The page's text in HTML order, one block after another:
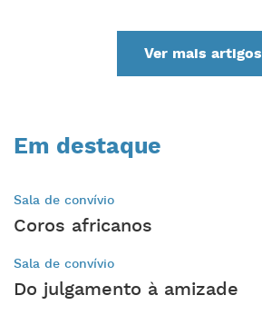
Em destaque
Sala de convívio
Coros africanos
Sala de convívio
Do julgamento à amizade
Ver mais artigos